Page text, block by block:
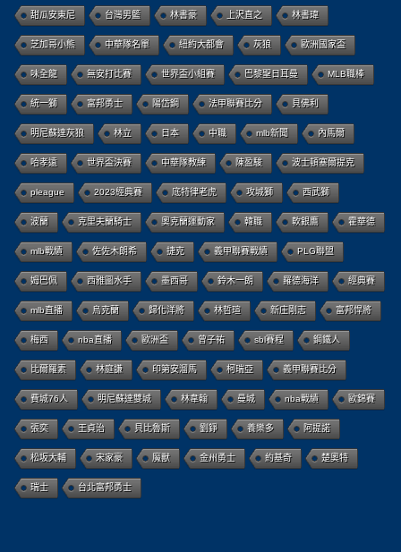
甜瓜安東尼 台灣男籃 林書豪 上沢直之 林書瑋
芝加哥小熊 中華隊名單 紐約大都會 灰狼 歐洲國家盃
味全龍 無安打比賽 世界盃小組賽 巴黎聖日耳曼 MLB職棒
統一獅 富邦勇士 陽岱鋼 法甲聯賽比分 貝佛利
明尼蘇達灰狼 林立 日本 中職 mlb新聞 內馬爾
哈孝遠 世界盃決賽 中華隊教練 陳盈駿 波士頓塞爾提克
pleague 2023經典賽 底特律老虎 攻城獅 西武獅
波蘭 克里夫蘭騎士 奧克蘭運動家 韓職 軟銀鷹 霍華德
mlb戰績 佐佐木朗希 捷克 義甲聯賽戰績 PLG聯盟
姆巴佩 西雅圖水手 墨西哥 鈴木一朗 羅德海洋 經典賽
mlb直播 烏克蘭 歸化洋將 林哲瑄 新庄剛志 富邦悍將
梅西 nba直播 歐洲盃 曾子祐 sbl賽程 鋼鐵人
比爾羅素 林庭謙 印第安溜馬 柯瑞亞 義甲聯賽比分
費城76人 明尼蘇達雙城 林韋翰 曼城 nba戰績 歐錦賽
張奕 王貞治 貝比魯斯 劉錚 養樂多 阿提諾
松坂大輔 宋家豪 魔獸 金州勇士 約基奇 楚奧特
瑞士 台北富邦勇士